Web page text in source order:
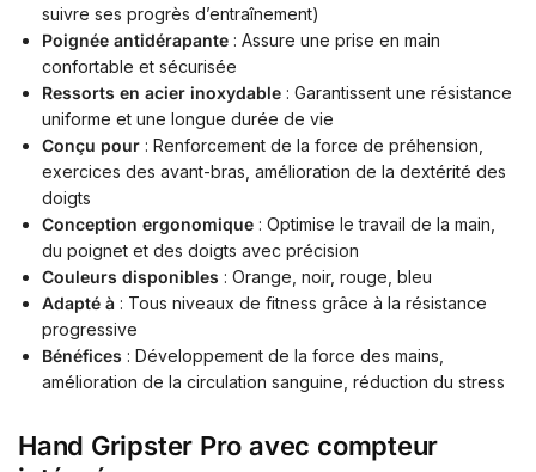
suivre ses progrès d’entraînement)
Poignée antidérapante : Assure une prise en main
confortable et sécurisée
Ressorts en acier inoxydable : Garantissent une résistance
uniforme et une longue durée de vie
Conçu pour : Renforcement de la force de préhension,
exercices des avant-bras, amélioration de la dextérité des
doigts
Conception ergonomique : Optimise le travail de la main,
du poignet et des doigts avec précision
Couleurs disponibles : Orange, noir, rouge, bleu
Adapté à : Tous niveaux de fitness grâce à la résistance
progressive
Bénéfices : Développement de la force des mains,
amélioration de la circulation sanguine, réduction du stress
Hand Gripster Pro avec compteur